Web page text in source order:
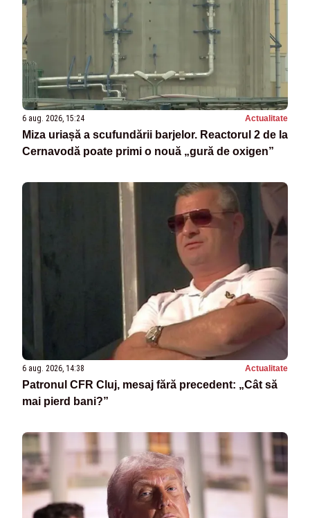
6 aug. 2026, 15:24 Actualitate
Miza uriașă a scufundării barjelor. Reactorul 2 de la
Cernavodă poate primi o nouă „gură de oxigen”
6 aug. 2026, 14:38 Actualitate
Patronul CFR Cluj, mesaj fără precedent: „Cât să
mai pierd bani?”